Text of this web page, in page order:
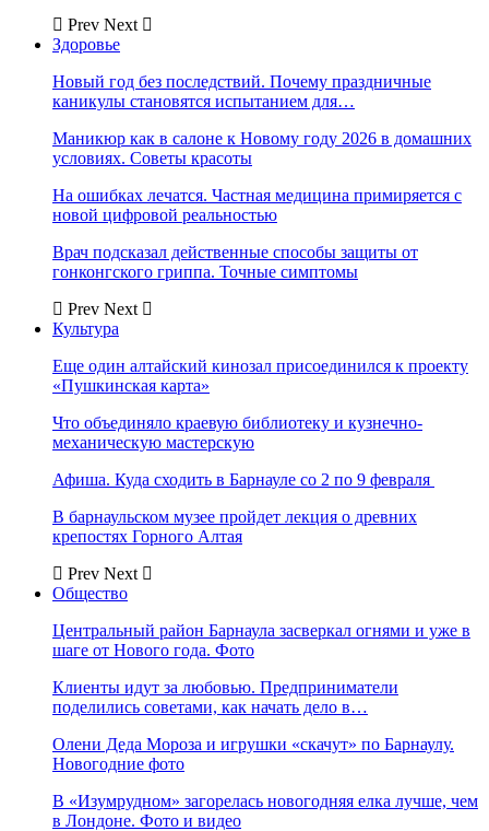
Prev Next
Здоровье
Новый год без последствий. Почему праздничные
каникулы становятся испытанием для…
Маникюр как в салоне к Новому году 2026 в домашних
условиях. Советы красоты
На ошибках лечатся. Частная медицина примиряется с
новой цифровой реальностью
Врач подсказал действенные способы защиты от
гонконгского гриппа. Точные симптомы
Prev Next
Культура
Еще один алтайский кинозал присоединился к проекту
«Пушкинская карта»
Что объединяло краевую библиотеку и кузнечно-
механическую мастерскую
Афиша. Куда сходить в Барнауле со 2 по 9 февраля
В барнаульском музее пройдет лекция о древних
крепостях Горного Алтая
Prev Next
Общество
Центральный район Барнаула засверкал огнями и уже в
шаге от Нового года. Фото
Клиенты идут за любовью. Предприниматели
поделились советами, как начать дело в…
Олени Деда Мороза и игрушки «скачут» по Барнаулу.
Новогодние фото
В «Изумрудном» загорелась новогодняя елка лучше, чем
в Лондоне. Фото и видео